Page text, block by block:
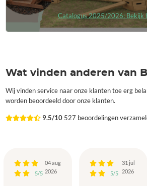
Catalogus 2025/2026: Bekijk
Wat vinden anderen van
Wij vinden service naar onze klanten toe erg
worden beoordeeld door onze klanten.
9.5/10 527 beoordelingen
5/5
04 aug
2026
5/5
31 jul
2026